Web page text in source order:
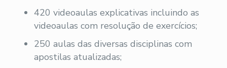
420 videoaulas explicativas incluindo as
videoaulas com resolução de exercícios;
250 aulas das diversas disciplinas com
apostilas atualizadas;